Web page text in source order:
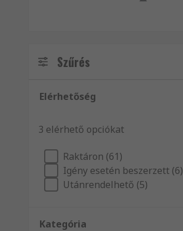
Szűrés
Elérhetőség
3 elérhető opciókat
Raktáron (61)
Igény esetén beszerzett (6)
Utánrendelhető (5)
Kategória